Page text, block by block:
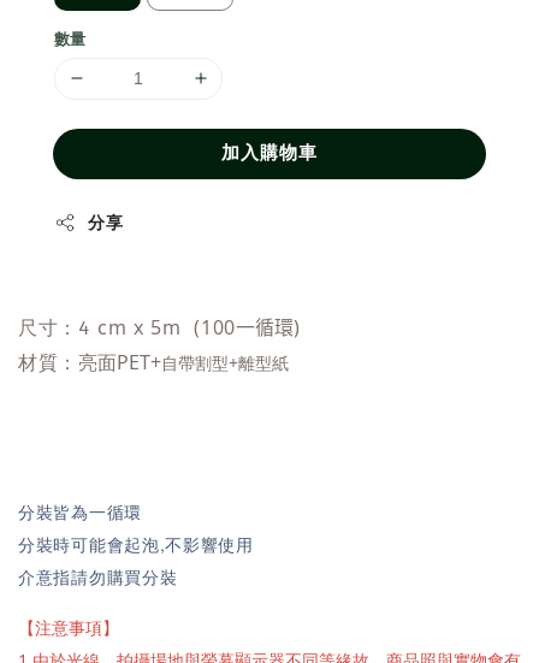
數量
加入購物車
分享
尺寸：4 cm x 5m (100一循環)
材質：亮面PET+自帶割型+離型紙
分裝皆為一循環
分裝時可能會起泡,不影響使用
介意指請勿購買分裝
【注意事項】